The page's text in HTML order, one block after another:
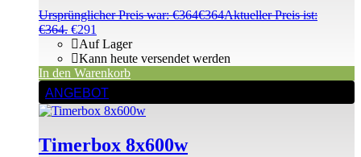
Ursprünglicher Preis war: €364€364Aktueller Preis ist:
€364. €291
Auf Lager
Kann heute versendet werden
In den Warenkorb
ANGEBOT
Timerbox 8x600w